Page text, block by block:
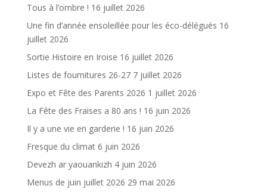
Tous à l’ombre ! 16 juillet 2026
Une fin d’année ensoleillée pour les éco-délégués 16
juillet 2026
Sortie Histoire en Iroise 16 juillet 2026
Listes de fournitures 26-27 7 juillet 2026
Expo et Fête des Parents 2026 1 juillet 2026
La Fête des Fraises a 80 ans ! 16 juin 2026
Il y a une vie en garderie ! 16 juin 2026
Fresque du climat 6 juin 2026
Devezh ar yaouankizh 4 juin 2026
Menus de juin juillet 2026 29 mai 2026